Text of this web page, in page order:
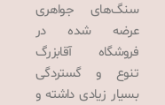
سنگ‌های جواهری
عرضه شده در
فروشگاه آقابزرگ
تنوع و گستردگی
بسیار زیادی داشته و